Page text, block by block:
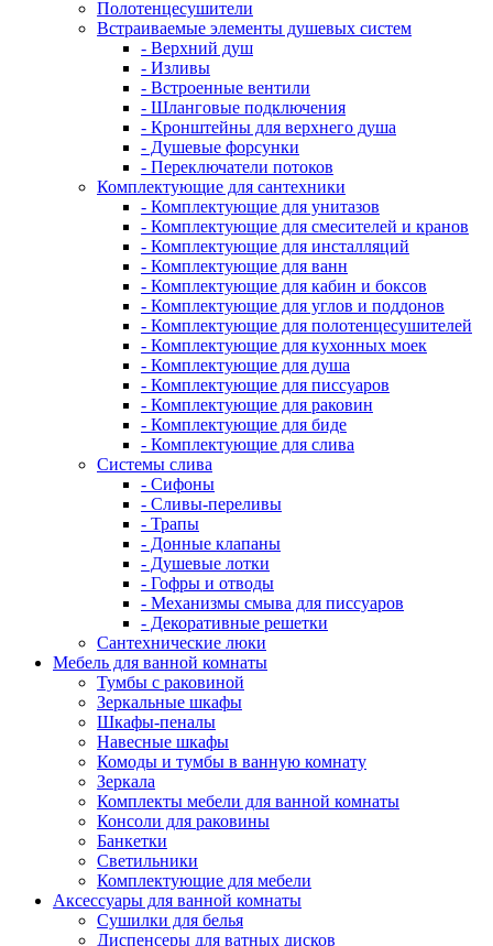
Полотенцесушители
Встраиваемые элементы душевых систем
- Верхний душ
- Изливы
- Встроенные вентили
- Шланговые подключения
- Кронштейны для верхнего душа
- Душевые форсунки
- Переключатели потоков
Комплектующие для сантехники
- Комплектующие для унитазов
- Комплектующие для смесителей и кранов
- Комплектующие для инсталляций
- Комплектующие для ванн
- Комплектующие для кабин и боксов
- Комплектующие для углов и поддонов
- Комплектующие для полотенцесушителей
- Комплектующие для кухонных моек
- Комплектующие для душа
- Комплектующие для писсуаров
- Комплектующие для раковин
- Комплектующие для биде
- Комплектующие для слива
Системы слива
- Сифоны
- Сливы-переливы
- Трапы
- Донные клапаны
- Душевые лотки
- Гофры и отводы
- Механизмы смыва для писсуаров
- Декоративные решетки
Сантехнические люки
Мебель для ванной комнаты
Тумбы с раковиной
Зеркальные шкафы
Шкафы-пеналы
Навесные шкафы
Комоды и тумбы в ванную комнату
Зеркала
Комплекты мебели для ванной комнаты
Консоли для раковины
Банкетки
Светильники
Комплектующие для мебели
Аксессуары для ванной комнаты
Сушилки для белья
Диспенсеры для ватных дисков